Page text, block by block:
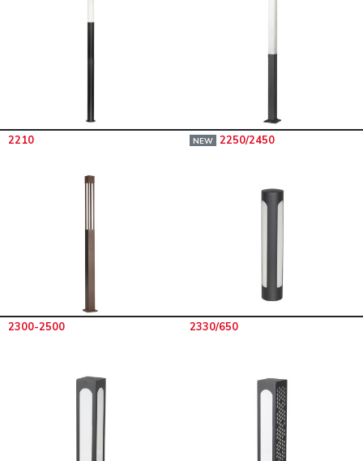
2210 NEW 2250/2450
2300-2500 2330/650